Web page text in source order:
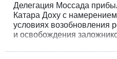
Делегация Моссада
Катара Доху с
условиях возобновления
и освобождения